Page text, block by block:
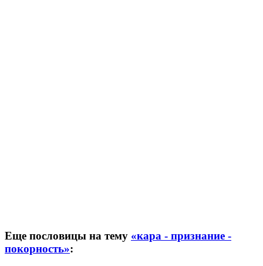
Еще пословицы на тему «кара - признание -
покорность»: